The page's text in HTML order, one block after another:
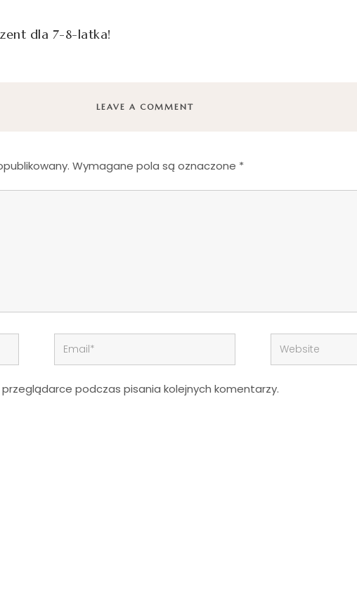
dla 7-8-latka!
LEAVE A COMMENT
Wymagane pola są oznaczone *
podczas pisania kolejnych komentarzy.